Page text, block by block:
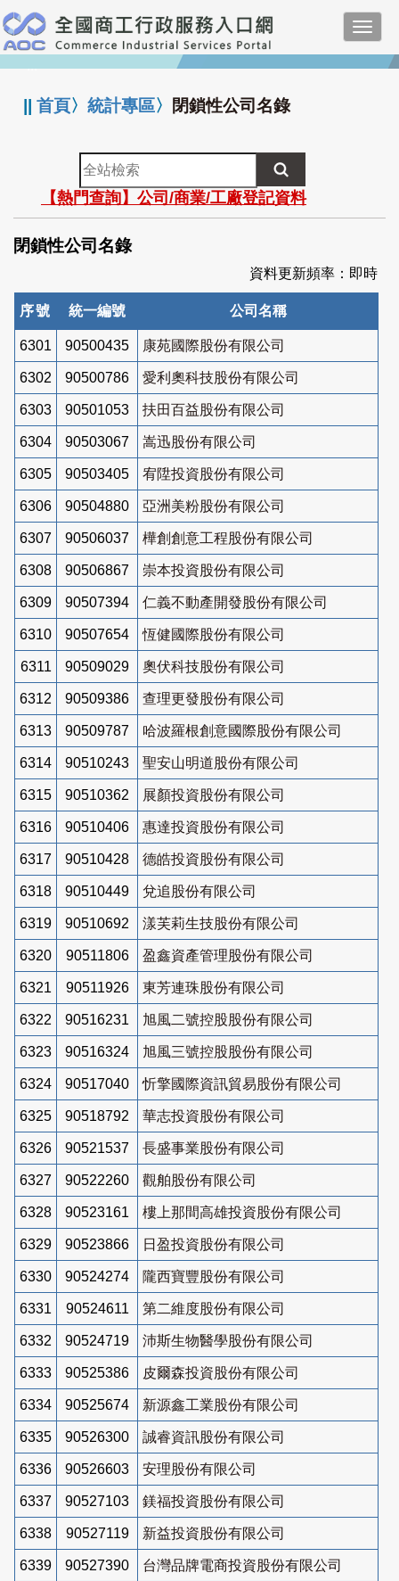
跳
到
主
要
:::
||首頁〉統計專區〉 閉鎖性公司名錄
全
站
檢
索
【熱門查詢】公司/商業/工廠登記資料
閉鎖性公司名錄
資料更新頻率：即時
序號 統一編號 公司名稱
6301 90500435 康苑國際股份有限公司
6302 90500786 愛利奧科技股份有限公司
6303 90501053 扶田百益股份有限公司
6304 90503067 嵩迅股份有限公司
6305 90503405 宥陞投資股份有限公司
6306 90504880 亞洲美粉股份有限公司
6307 90506037 樺創創意工程股份有限公司
6308 90506867 崇本投資股份有限公司
6309 90507394 仁義不動產開發股份有限公司
6310 90507654 恆健國際股份有限公司
6311 90509029 奧伏科技股份有限公司
6312 90509386 查理更發股份有限公司
6313 90509787 哈波羅根創意國際股份有限公司
6314 90510243 聖安山明道股份有限公司
6315 90510362 展顏投資股份有限公司
6316 90510406 惠達投資股份有限公司
6317 90510428 德皓投資股份有限公司
6318 90510449 兌追股份有限公司
6319 90510692 漾芙莉生技股份有限公司
6320 90511806 盈鑫資產管理股份有限公司
6321 90511926 東芳連珠股份有限公司
6322 90516231 旭風二號控股股份有限公司
6323 90516324 旭風三號控股股份有限公司
6324 90517040 忻擎國際資訊貿易股份有限公司
6325 90518792 華志投資股份有限公司
6326 90521537 長盛事業股份有限公司
6327 90522260 觀舶股份有限公司
6328 90523161 樓上那間高雄投資股份有限公司
6329 90523866 日盈投資股份有限公司
6330 90524274 隴西寶豐股份有限公司
6331 90524611 第二維度股份有限公司
6332 90524719 沛斯生物醫學股份有限公司
6333 90525386 皮爾森投資股份有限公司
6334 90525674 新源鑫工業股份有限公司
6335 90526300 誠睿資訊股份有限公司
6336 90526603 安理股份有限公司
6337 90527103 鎂福投資股份有限公司
6338 90527119 新益投資股份有限公司
6339 90527390 台灣品牌電商投資股份有限公司